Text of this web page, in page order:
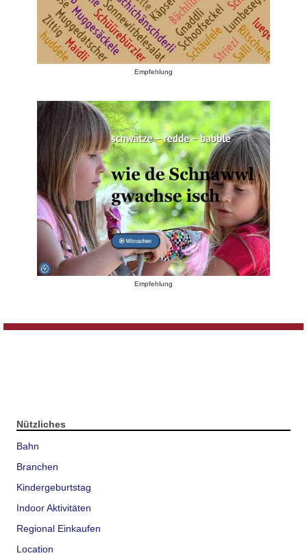
Empfehlung
Empfehlung
Nützliches
Bahn
Branchen
Kindergeburtstag
Indoor Aktivitäten
Regional Einkaufen
Location